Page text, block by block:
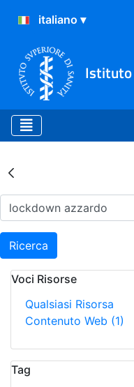
Istituto
Risultati
Ricerca
Voci Risorse
Qualsiasi Risorsa
Contenuto Web (1)
Tag